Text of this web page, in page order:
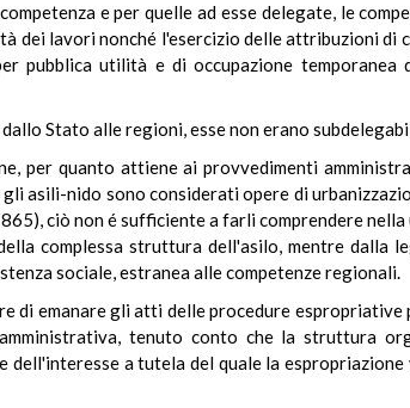
e per quelle ad esse delegate, le
dei lavori nonché l'esercizio delle attribuzioni di
pubblica utilità e di occupazione temporanea
Stato alle regioni, esse non erano
per quanto attiene ai provvedimenti
asili-nido sono considerati opere di
ciò non é sufficiente a farli comprendere
complessa struttura dell'asilo, mentre dalla
sociale, estranea alle competenze regionali.
di emanare gli atti delle procedure
tenuto conto che la struttura
a tutela del quale la